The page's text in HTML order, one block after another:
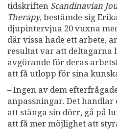
tidskriften Scandinavian
Therapy, bestämde sig
djupintervjua 20 vuxna
där vissa hade ett arbete,
resultat var att deltagarna
avgörande för deras
att få utlopp för sina
– Ingen av dem
anpassningar. Det
att stänga sin dörr, gå på
att få mer möjlighet att